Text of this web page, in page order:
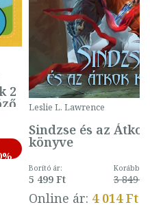
2
Leslie L. Lawrence
Sindzse és az Átkok
könyve
Borító ár:
5 499 Ft
Korábbi
3 849 Ft
Online ár: 4 014 Ft